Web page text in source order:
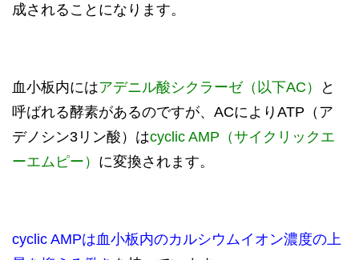
成されることになります。
血小板内にはアデニル酸シクラーゼ（以下AC）
と
呼ばれる酵素があるのですが、ACによりATP（ア
デノシン3リン酸）はcyclic AMP（サイクリックエ
ーエムピー） に変換されます。
cyclic AMPは血小板内のカルシウムイオン濃度の上